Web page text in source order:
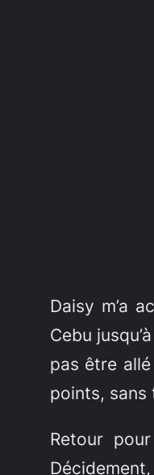
Daisy m’a
Cebu
pas être
points, sans
Retour